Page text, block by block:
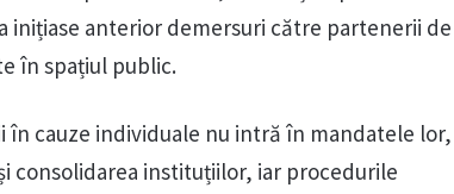
inițiase anterior demersuri către partenerii de
în spațiul public.
cauze individuale nu intră în mandatele lor,
consolidarea instituțiilor, iar procedurile